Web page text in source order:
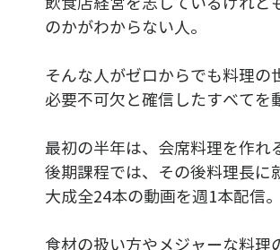
のかがわからない人。
そんな人がゼロからでも料理の
必要不可欠と確信したすべてを
最初の半年は、会席料理を作れ
後期課程では、その後料理長に
大成全24本の動画を週1本配信。
食材の扱い方やメジャーな料理